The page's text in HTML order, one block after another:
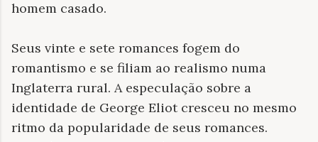
homem casado.
Seus vinte e sete romances fogem do
romantismo e se filiam ao realismo numa
Inglaterra rural. A especulação sobre a
identidade de George Eliot cresceu no mesmo
ritmo da popularidade de seus romances.